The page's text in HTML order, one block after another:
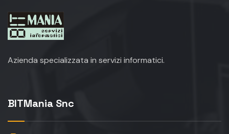
Azienda specializzata in servizi informatici.
BITMania Snc